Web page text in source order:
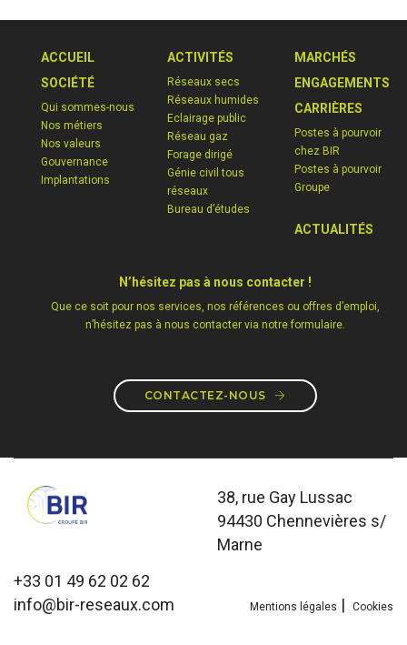
ACCUEIL
SOCIÉTÉ
Qui sommes-nous
Nos métiers
Nos valeurs
Gouvernance
Implantations
ACTIVITÉS
Réseaux secs
Réseaux humides
Eclairage public
Réseau gaz
Forage dirigé
Génie civil tous
réseaux
Bureau d’études
MARCHÉS
ENGAGEMENTS
CARRIÈRES
Postes à pourvoir
chez BIR
Postes à pourvoir
Groupe
ACTUALITÉS
N’hésitez pas à nous contacter !
Que ce soit pour nos services, nos références ou offres d’emploi,
n’hésitez pas à nous contacter via notre formulaire.
CONTACTEZ-NOUS
38, rue Gay Lussac
94430 Chennevières s/
Marne
+33 01 49 62 02 62
info@bir-reseaux.com
Mentions légales | Cookies